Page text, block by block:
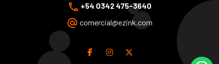
phone +54 0342 475-3640
alternate_email comercial@ezink.com